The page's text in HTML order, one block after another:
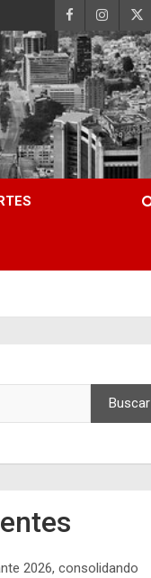
Buscar
2026, consolidando